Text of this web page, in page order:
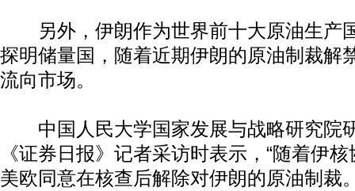
另外，伊朗作为世界前十大原油生产
探明储量国，随着近期伊朗的原油制裁解
流向市场。
中国人民大学国家发展与战略研究院
《证券日报》记者采访时表示，“随着伊
美欧同意在核查后解除对伊朗的原油制裁